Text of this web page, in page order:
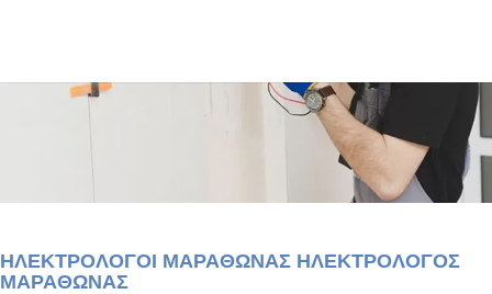
ΗΛΕΚΤΡΟΛΟΓΟΙ ΜΑΡΑΘΩΝΑΣ ΗΛΕΚΤΡΟΛΟΓΟΣ
ΜΑΡΑΘΩΝΑΣ